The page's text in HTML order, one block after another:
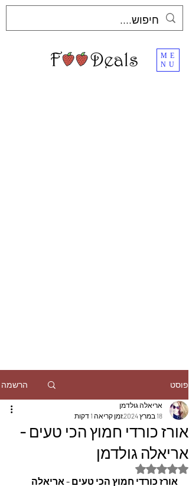
ME
NU
פוסט הרשמה
אורז כורדי חמוץ הכי טעים -
אריאלה גולדמן
אריאלה גולדמן
18 במרץ 2024
זמן קריאה 1 דקות
דירוג של NaN מתוך 5 כוכבים
אורז כורדי חמוץ הכי טעים - אריאלה